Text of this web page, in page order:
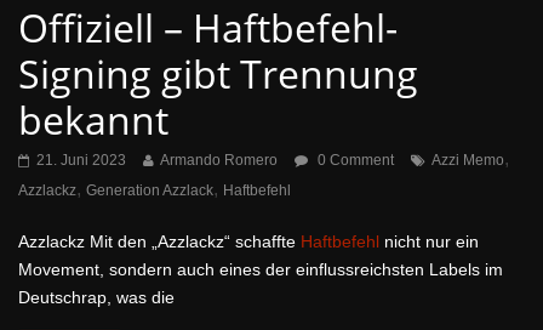
Offiziell – Haftbefehl-
Signing gibt Trennung
bekannt
21. Juni 2023 Armando Romero 0 Comment Azzi Memo,
Azzlackz, Generation Azzlack, Haftbefehl
Azzlackz Mit den „Azzlackz“ schaffte Haftbefehl nicht nur ein
Movement, sondern auch eines der einflussreichsten Labels im
Deutschrap, was die